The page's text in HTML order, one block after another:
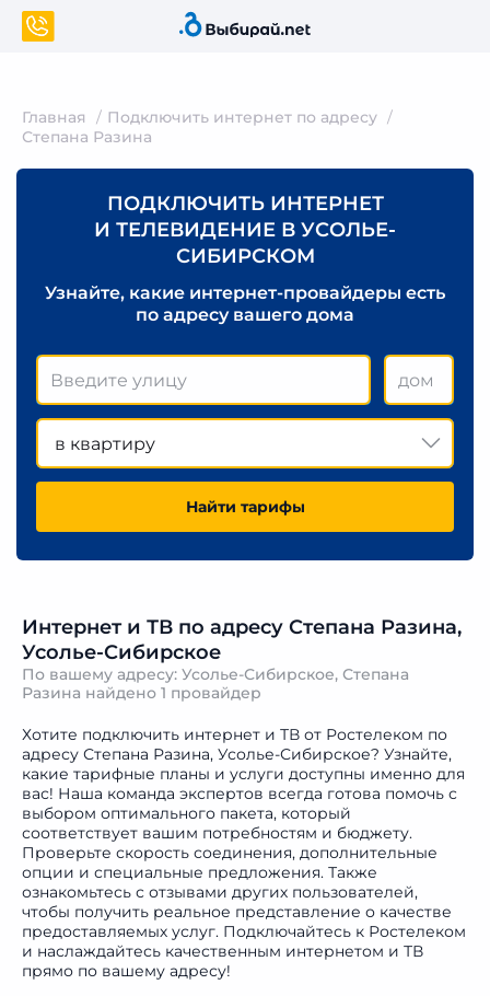
Главная
Подключить интернет по адресу
Степана Разина
ПОДКЛЮЧИТЬ ИНТЕРНЕТ
И ТЕЛЕВИДЕНИЕ В УСОЛЬЕ-
СИБИРСКОМ
Узнайте, какие интернет-провайдеры есть
по адресу вашего дома
в квартиру
Найти тарифы
Интернет и ТВ по адресу Степана Разина,
Усолье-Сибирское
По вашему адресу: Усолье-Сибирское, Степана
Разина найдено 1 провайдер
Хотите подключить интернет и ТВ от Ростелеком по
адресу Степана Разина, Усолье-Сибирское? Узнайте,
какие тарифные планы и услуги доступны именно для
вас! Наша команда экспертов всегда готова помочь с
выбором оптимального пакета, который
соответствует вашим потребностям и бюджету.
Проверьте скорость соединения, дополнительные
опции и специальные предложения. Также
ознакомьтесь с отзывами других пользователей,
чтобы получить реальное представление о качестве
предоставляемых услуг. Подключайтесь к Ростелеком
и наслаждайтесь качественным интернетом и ТВ
прямо по вашему адресу!